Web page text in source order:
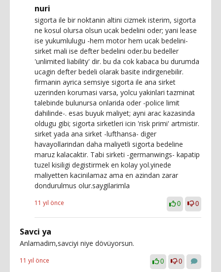
nuri
sigorta ile bir noktanin altini cizmek isterim, sigorta
ne kosul olursa olsun ucak bedelini oder; yani lease
ise yukumlulugu -hem motor hem ucak bedelini-
sirket mali ise defter bedelini oder.bu bedeller
'unlimited liability' dir. bu da cok kabaca bu durumda
ucagin defter bedeli olarak basite indirgenebilir.
firmanin ayrica semsiye sigorta ile ana sirket
uzerinden korumasi varsa, yolcu yakinlari tazminat
talebinde bulunursa onlarida oder -police limit
dahilinde-. esas buyuk maliyet; ayni arac kazasinda
oldugu gibi; sigorta sirketleri icin 'risk primi' artmistir.
sirket yada ana sirket -lufthansa- diger
havayollarindan daha maliyetli sigorta bedeline
maruz kalacaktir. Tabi sirketi -germanwings- kapatip
tuzel kisiligi degistirmek en kolay yol.yinede
maliyetten kacinilamaz ama en azindan zarar
dondurulmus olur.saygilarimla
11 yıl önce 0 0
Savci ya
Anlamadim,savciyi niye dövüyorsun.
11 yıl önce 0 0